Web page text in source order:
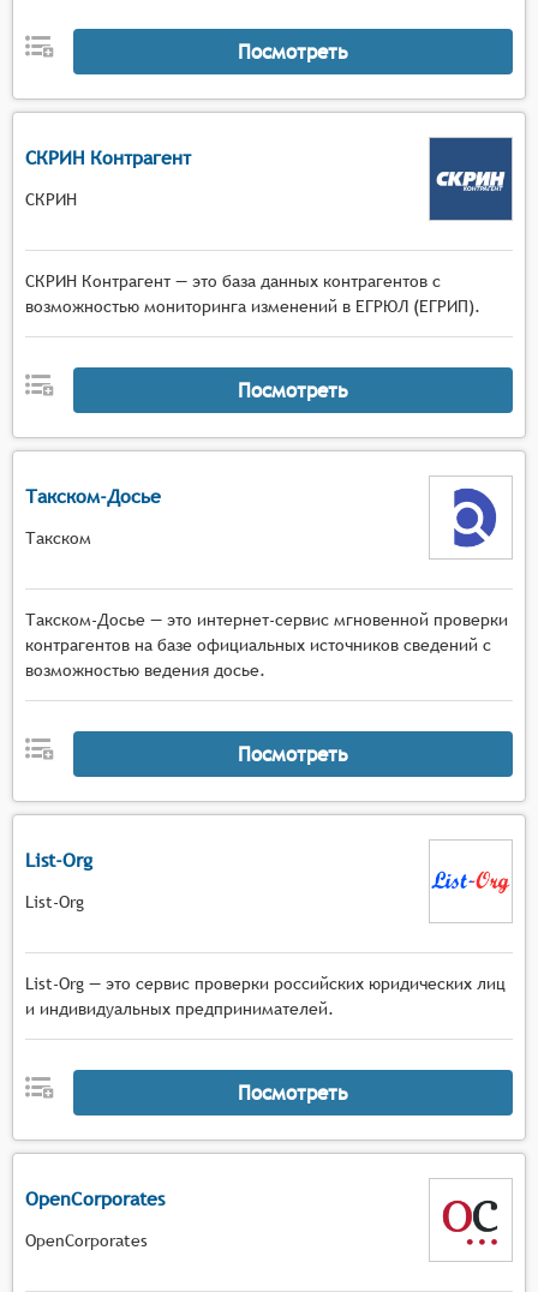
Посмотреть
СКРИН Контрагент
СКРИН
СКРИН Контрагент — это база данных контрагентов с
возможностью мониторинга изменений в ЕГРЮЛ (ЕГРИП).
Посмотреть
Такском-Досье
Такском
Такском-Досье — это интернет-сервис мгновенной проверки
контрагентов на базе официальных источников сведений с
возможностью ведения досье.
Посмотреть
List-Org
List-Org
List-Org — это сервис проверки российских юридических лиц
и индивидуальных предпринимателей.
Посмотреть
OpenCorporates
OpenCorporates